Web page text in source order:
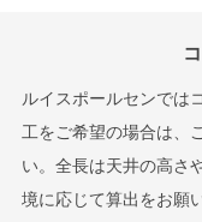
ルイスポールセンでは
工をご希望の場合は、
い。全長は天井の高さ
境に応じて算出をお願